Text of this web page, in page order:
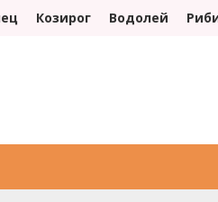
Козирог Водолей